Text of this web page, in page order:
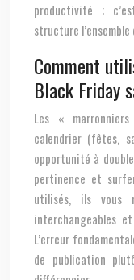
productivité ;
structure
Comment
Black Friday
Les «
calendrier (fêtes,
opportunité à
pertinence et
utilisés, ils vous
interchangeables
L’erreur
de publication